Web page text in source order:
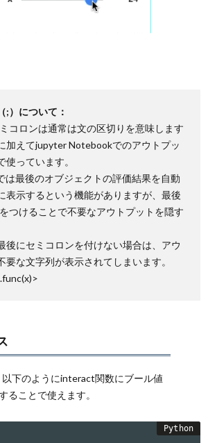
;）について：
コロンは通常は文の区切りを意味します
加えてjupyter Notebookでのアウトプッ
使っています。
最後のオブジェクトの評価結果を自動
表示するという機能がありますが、最後
つけることで不要なアウトプットを隠す
後にセミコロンを付けない場合は、アウ
要な文字列が表示されてしまいます。
下のようにinteract関数にブール値
ることで使えます。